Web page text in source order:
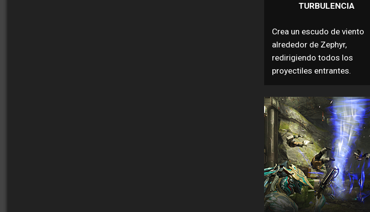
TURBULENCIA
Crea un escudo de viento
alrededor de Zephyr,
redirigiendo todos los
proyectiles entrantes.